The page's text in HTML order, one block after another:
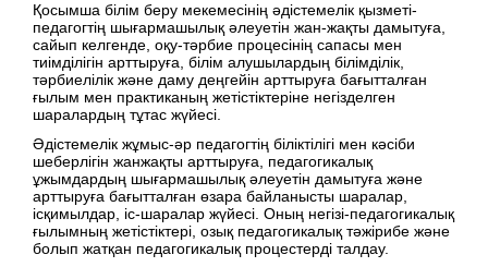
Қосымша білім беру мекемесінің әдістемелік қызметі-
педагогтің шығармашылық әлеуетін жан-жақты дамытуға,
сайып келгенде, оқу-тәрбие процесінің сапасы мен
тиімділігін арттыруға, білім алушылардың білімділік,
тәрбиелілік және даму деңгейін арттыруға бағытталған
ғылым мен практиканың жетістіктеріне негізделген
шаралардың тұтас жүйесі.
Әдістемелік жұмыс-әр педагогтің біліктілігі мен кәсіби
шеберлігін жанжақты арттыруға, педагогикалық
ұжымдардың шығармашылық әлеуетін дамытуға және
арттыруға бағытталған өзара байланысты шаралар,
ісқимылдар, іс-шаралар жүйесі. Оның негізі-педагогикалық
ғылымның жетістіктері, озық педагогикалық тәжірибе және
болып жатқан педагогикалық процестерді талдау.